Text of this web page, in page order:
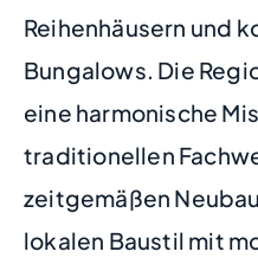
Reihenhäusern und
Bungalows. Die
eine harmonische
traditionellen
zeitgemäßen
lokalen Baustil mit